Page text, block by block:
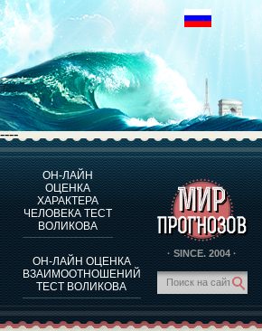
----
ОН-ЛАЙН
ОЦЕНКА
ХАРАКТЕРА
ЧЕЛОВЕКА ТЕСТ
ВОЛИКОВА
ОН-ЛАЙН ОЦЕНКА
ВЗАИМООТНОШЕНИЙ
ТЕСТ ВОЛИКОВА
· SINCE. 2004 ·
О ПРОГРАММЕ
ОЦЕНКА ХАРАКТЕРA
ОЦЕНКА ХАРАКТЕРА ВЫДАЮЩИХСЯ
О ПРОГРАММЕ
ТЕСТ НА СОВМЕСТИМОСТЬ
ПРОГНОЗЫ И